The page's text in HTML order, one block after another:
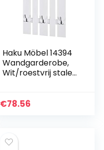
Haku Möbel 14394
Wandgarderobe,
Wit/roestvrij stalen
€78.56